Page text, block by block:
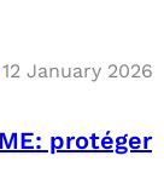
12 January 2026
protéger